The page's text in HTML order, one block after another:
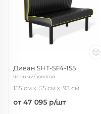
Диван SHT-SF4-155
чёрный/золотой
155 см 55 см 93 см
от 47 095 р/шт